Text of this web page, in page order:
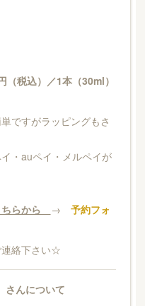
税込）／1本（30ml）
ですがラッピングもさ
・auペイ・メルペイが
ちらから → 予約フォ
連絡下さい☆
んについて